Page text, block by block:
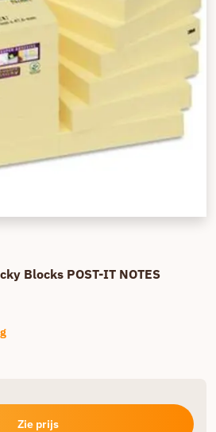
Blocks POST-IT NOTES
Zie prijs